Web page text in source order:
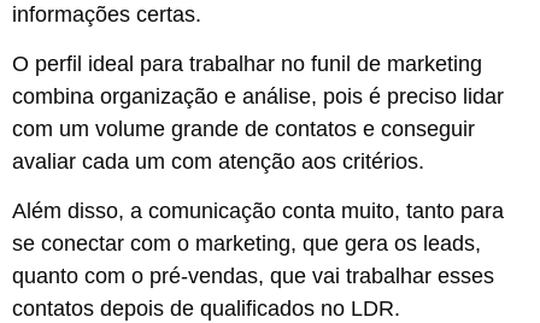
informações certas.
O perfil ideal para trabalhar no funil de marketing
combina organização e análise, pois é preciso lidar
com um volume grande de contatos e conseguir
avaliar cada um com atenção aos critérios.
Além disso, a comunicação conta muito, tanto para
se conectar com o marketing, que gera os leads,
quanto com o pré-vendas, que vai trabalhar esses
contatos depois de qualificados no LDR.